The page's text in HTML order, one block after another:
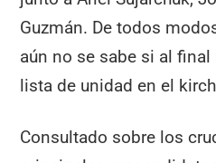
Guzmán. De todos
aún no se sabe si al
lista de unidad en el
Consultado sobre los